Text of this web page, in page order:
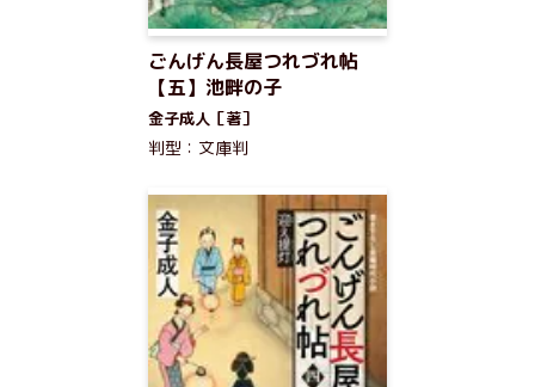
ごんげん長屋つれづれ帖
【五】池畔の子
金子成人［著］
判型：文庫判